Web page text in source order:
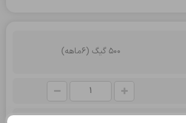
500 گیگ (6ماهه)